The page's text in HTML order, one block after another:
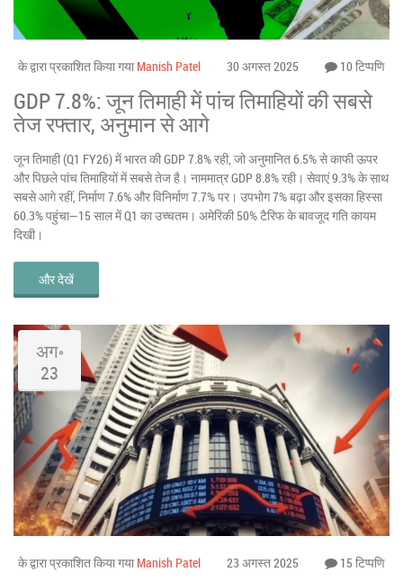
के द्वारा प्रकाशित किया गया Manish Patel 30 अगस्त 2025 10 टिप्पणि
GDP 7.8%: जून तिमाही में पांच तिमाहियों की सबसे
तेज रफ्तार, अनुमान से आगे
जून तिमाही (Q1 FY26) में भारत की GDP 7.8% रही, जो अनुमानित 6.5% से काफी ऊपर
और पिछले पांच तिमाहियों में सबसे तेज है। नाममात्र GDP 8.8% रही। सेवाएं 9.3% के साथ
सबसे आगे रहीं, निर्माण 7.6% और विनिर्माण 7.7% पर। उपभोग 7% बढ़ा और इसका हिस्सा
60.3% पहुंचा—15 साल में Q1 का उच्चतम। अमेरिकी 50% टैरिफ के बावजूद गति कायम
दिखी।
और देखें
अग॰
23
के द्वारा प्रकाशित किया गया Manish Patel 23 अगस्त 2025 15 टिप्पणि